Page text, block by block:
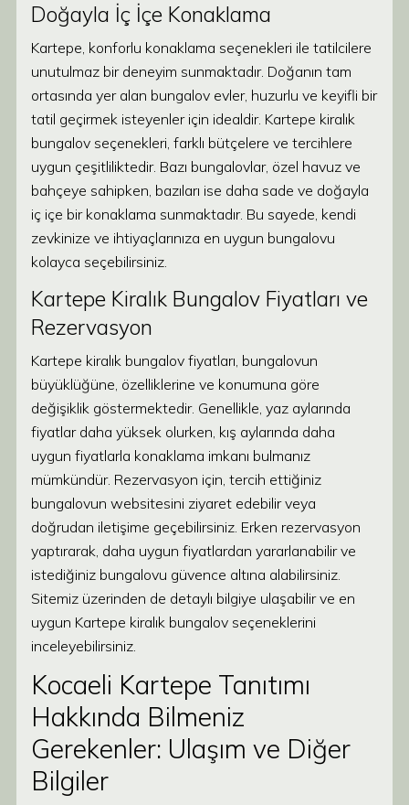
Doğayla İç İçe Konaklama
Kartepe, konforlu konaklama seçenekleri ile tatilcilere
unutulmaz bir deneyim sunmaktadır. Doğanın tam
ortasında yer alan bungalov evler, huzurlu ve keyifli bir
tatil geçirmek isteyenler için idealdir. Kartepe kiralık
bungalov seçenekleri, farklı bütçelere ve tercihlere
uygun çeşitliliktedir. Bazı bungalovlar, özel havuz ve
bahçeye sahipken, bazıları ise daha sade ve doğayla
iç içe bir konaklama sunmaktadır. Bu sayede, kendi
zevkinize ve ihtiyaçlarınıza en uygun bungalovu
kolayca seçebilirsiniz.
Kartepe Kiralık Bungalov Fiyatları ve
Rezervasyon
Kartepe kiralık bungalov fiyatları, bungalovun
büyüklüğüne, özelliklerine ve konumuna göre
değişiklik göstermektedir. Genellikle, yaz aylarında
fiyatlar daha yüksek olurken, kış aylarında daha
uygun fiyatlarla konaklama imkanı bulmanız
mümkündür. Rezervasyon için, tercih ettiğiniz
bungalovun websitesini ziyaret edebilir veya
doğrudan iletişime geçebilirsiniz. Erken rezervasyon
yaptırarak, daha uygun fiyatlardan yararlanabilir ve
istediğiniz bungalovu güvence altına alabilirsiniz.
Sitemiz üzerinden de detaylı bilgiye ulaşabilir ve en
uygun Kartepe kiralık bungalov seçeneklerini
inceleyebilirsiniz.
Kocaeli Kartepe Tanıtımı
Hakkında Bilmeniz
Gerekenler: Ulaşım ve Diğer
Bilgiler